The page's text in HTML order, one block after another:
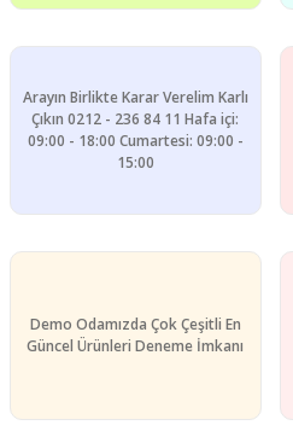
Arayın Birlikte Karar Verelim Karlı
Çıkın 0212 - 236 84 11 Hafa içi:
09:00 - 18:00 Cumartesi: 09:00 -
15:00
Demo Odamızda Çok Çeşitli En
Güncel Ürünleri Deneme İmkanı